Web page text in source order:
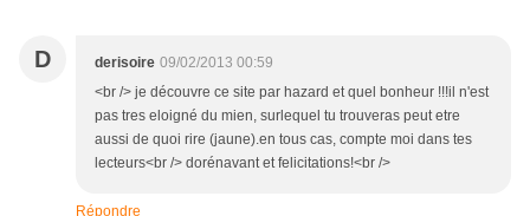
D derisoire 09/02/2013 00:59
<br /> je découvre ce site par hazard et quel bonheur !!!il n'est
pas tres eloigné du mien, surlequel tu trouveras peut etre
aussi de quoi rire (jaune).en tous cas, compte moi dans tes
lecteurs<br /> dorénavant et felicitations!<br />
Répondre